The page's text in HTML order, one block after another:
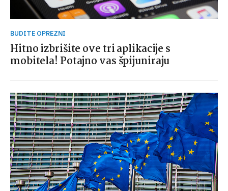
BUDITE OPREZNI
Hitno izbrišite ove tri aplikacije s
mobitela! Potajno vas špijuniraju